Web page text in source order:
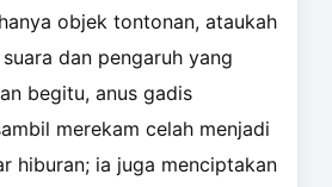
objek tontonan, ataukah
dan pengaruh yang
begitu, anus gadis
merekam celah menjadi
hiburan; ia juga menciptakan